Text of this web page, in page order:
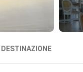
DESTINAZIONE